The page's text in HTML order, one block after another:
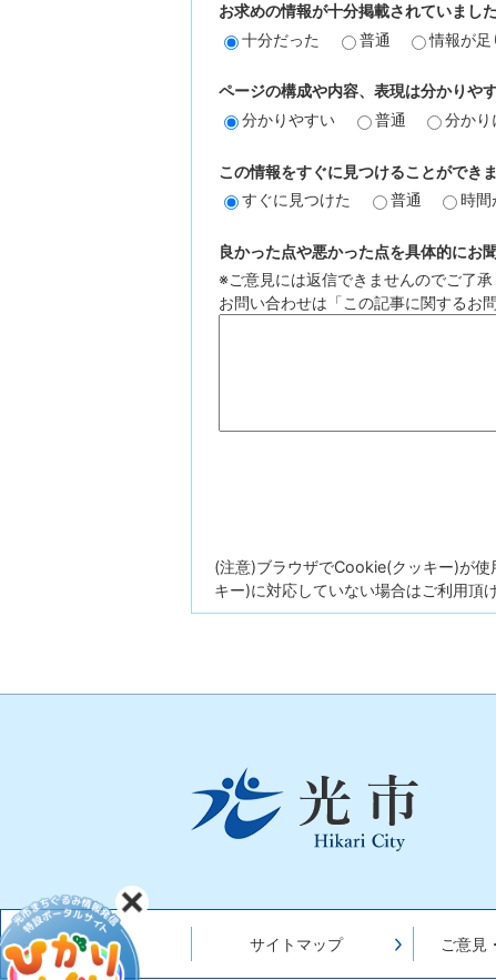
お求めの情報が十分掲載されていまし
十分だった
普通 情報が足
ページの構成や内容、表現は分かりや
分かりやすい
普通 分かり
この情報をすぐに見つけることができ
すぐに見つけた
普通 時間
良かった点や悪かった点を具体的にお
※ご意見には返信できませんのでご了承
お問い合わせは「この記事に関するお
(注意)ブラウザでCookie(クッキー)が
キー)に対応していない場合はご利用頂け
Hikari
サイトマップ ご意見